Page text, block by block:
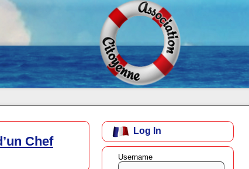
Chef
Log In
Username